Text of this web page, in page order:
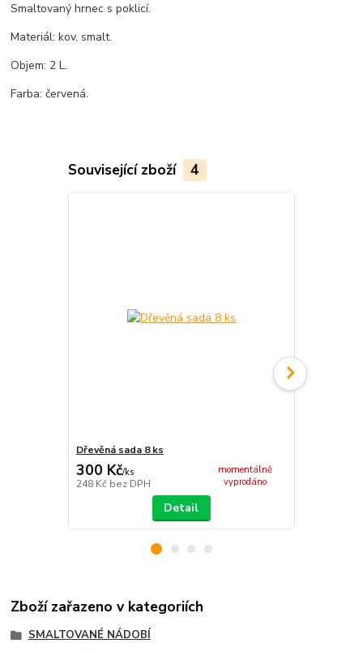
Smaltovaný hrnec s poklicí.
Materiál: kov, smalt.
Objem: 2 L.
Farba: červená.
Související zboží 4
Dřevěná sada 8 ks
300 Kč/ks
248 Kč bez DPH
momentálně
vyprodáno
Detail
Zboží zařazeno v kategoriích
SMALTOVANÉ NÁDOBÍ